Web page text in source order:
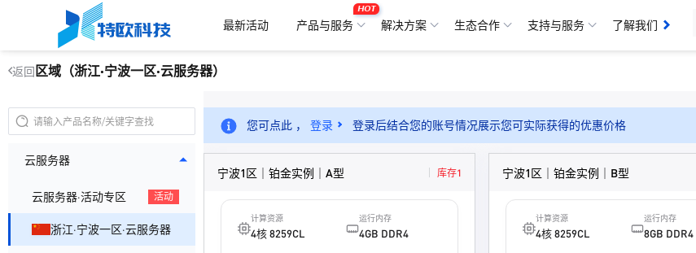
最新活动 产品与服务
HOT
解决方案 生态合作 支持与服务
了解我们
返回 区域（浙江·宁波一区·云服务器）
云服务器
云服务器·活动专区 活动
浙江·宁波一区·云服务器
您可点此 ， 登录 登录后结合您的账号情况展示您可实际获得的优惠价格
宁波1区｜铂金实例｜A型 库存1
计算资源
4核 8259CL
运行内存
4GB DDR4
宁波1区｜铂金实例｜B型
计算资源
4核 8259CL
运行内存
8GB DDR4